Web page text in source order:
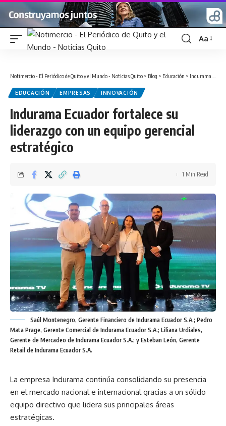
Font
Aa
Notimercio - El Periódico de Quito y el Mundo - Noticias Quito > Blog > Educación > Indurama Ecuador fortalece su liderazgo con un equipo gerencial estratégico
EDUCACIÓN EMPRESAS INNOVACIÓN
Indurama Ecuador fortalece su
liderazgo con un equipo gerencial
estratégico
1 Min Read
Saúl Montenegro, Gerente Financiero de Indurama Ecuador S.A.; Pedro
Mata Prage, Gerente Comercial de Indurama Ecuador S.A.; Liliana Urdiales,
Gerente de Mercadeo de Indurama Ecuador S.A.; y Esteban León, Gerente
Retail de Indurama Ecuador S.A.
La empresa Indurama continúa consolidando su presencia
en el mercado nacional e internacional gracias a un sólido
equipo directivo que lidera sus principales áreas
estratégicas.